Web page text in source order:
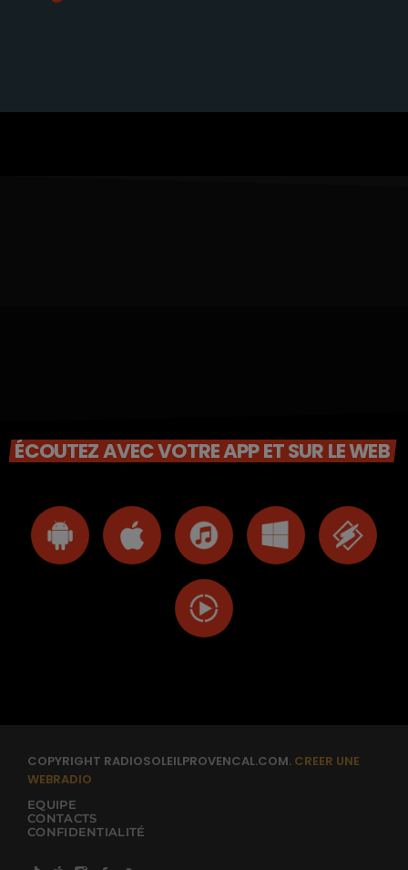
ÉCOUTEZ AVEC VOTRE APP ET SUR LE WEB
COPYRIGHT RADIOSOLEILPROVENCAL.COM. CREER UNE
WEBRADIO
EQUIPE
CONTACTS
CONFIDENTIALITÉ